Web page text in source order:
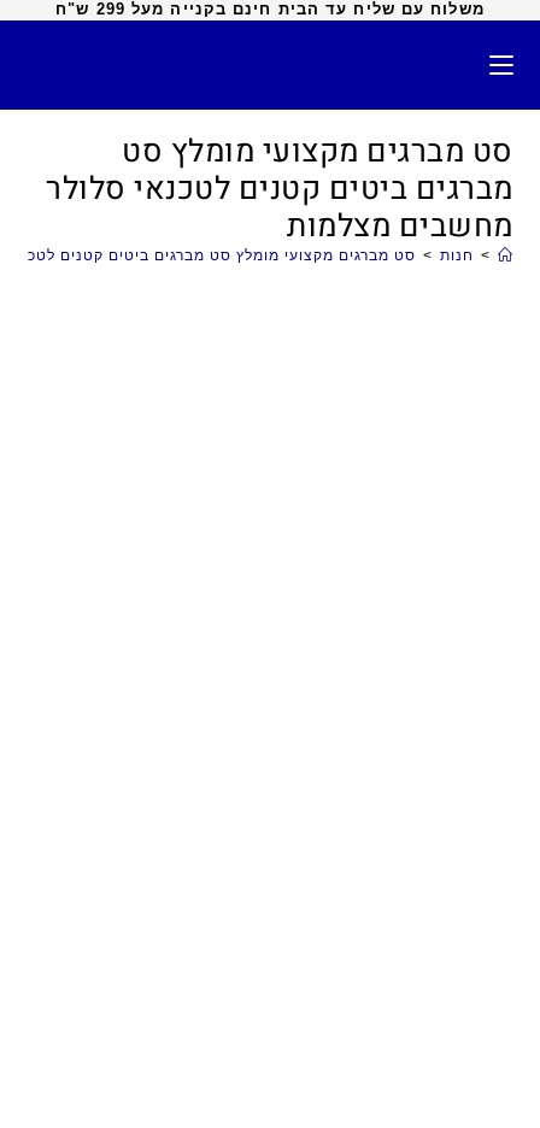
משלוח עם שליח עד הבית חינם בקנייה מעל 299 ש"ח
סט מברגים מקצועי מומלץ סט
מברגים ביטים קטנים לטכנאי סלולר
מחשבים מצלמות
> חנות > סט מברגים מקצועי מומלץ סט מברגים ביטים קטנים